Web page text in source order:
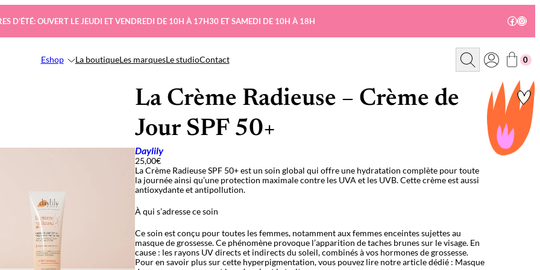
D’ÉTÉ: OUVERT LE JEUDI ET VENDREDI DE 10H À 17H30 ET SAMEDI DE 10H À 18H
Eshop La boutiqueLes marquesLe studioContact
R
c
r
0
La Crème Radieuse – Crème de
Jour SPF 50+
Daylily
25,00€
La Crème Radieuse SPF 50+ est un soin global qui offre une hydratation complète pour toute
la journée ainsi qu’une protection maximale contre les UVA et les UVB. Cette crème est aussi
antioxydante et antipollution.
À qui s’adresse ce soin
Ce soin est conçu pour toutes les femmes, notamment aux femmes enceintes sujettes au
masque de grossesse. Ce phénomène provoque l’apparition de taches brunes sur le visage. En
cause : les rayons UV directs et indirects du soleil, combinés à vos hormones de grossesse.
Pour en savoir plus sur cette hyperpigmentation, vous pouvez lire notre article dédié : Masque